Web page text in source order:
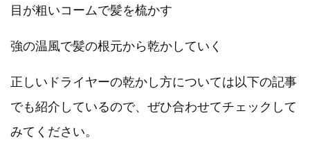
目が粗いコームで髪を梳かす
強の温風で髪の根元から乾かしていく
正しいドライヤーの乾かし方については以下の記事
でも紹介しているので、ぜひ合わせてチェックして
みてください。